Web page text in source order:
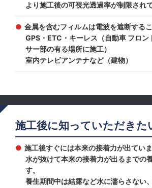
より施工後の可視光透過率が制限されて
金属を含むフィルムは電波を遮断する
GPS・ETC・キーレス（自動車 フロン
サー部の有る場所に施工）
室内テレビアンテナなど（建物）
施工後に知っていただきた
施工後すぐには本来の接着力が出ていま
水が抜けて本来の接着力が出るまでの
す。
養生期間中は結露など水に濡らさない